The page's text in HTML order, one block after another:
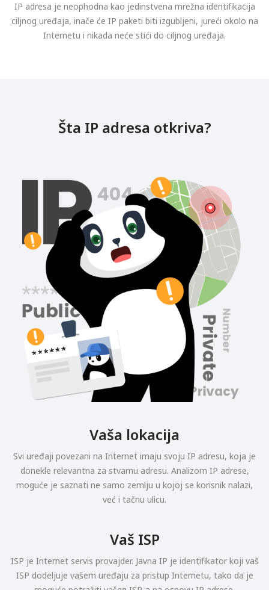
IP adresa je neophodna kao jedinstvena mrežna identifikacija
ciljnog uređaja, inače će IP paketi biti izgubljeni, jureći okolo na
Internetu i nikada neće stići do ciljnog uređaja.
Šta IP adresa otkriva?
Vaša lokacija
Svi uređaji povezani na Internet imaju svoju IP adresu, koja je
donekle relevantna za stvarnu adresu. Analizom IP adrese,
moguće je saznati ne samo zemlju u kojoj se korisnik nalazi,
već i tačnu ulicu.
Vaš ISP
ISP je Internet servis provajder. Javna IP je identifikator koji vaš
ISP dodeljuje vašem uređaju za pristup Internetu, tako da je